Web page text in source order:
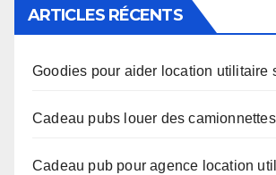
ARTICLES RÉCENTS
Goodies pour aider location utilitaire
Cadeau pubs louer des
Cadeau pub pour agence location